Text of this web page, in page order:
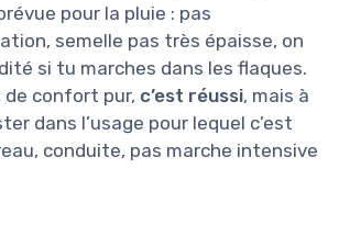
pour la pluie : pas
semelle pas très épaisse, on
si tu marches dans les flaques.
de confort pur, c’est réussi, mais à
dans l’usage pour lequel c’est
conduite, pas marche intensive